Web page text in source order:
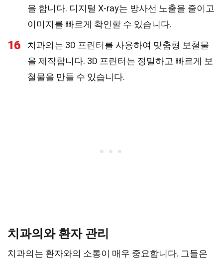
을 합니다. 디지털 X-ray는 방사선 노출을 줄이고
이미지를 빠르게 확인할 수 있습니다.
16
치과의는 3D 프린터를 사용하여 맞춤형 보철물
을 제작합니다. 3D 프린터는 정밀하고 빠르게 보
철물을 만들 수 있습니다.
치과의와 환자 관리
치과의는 환자와의 소통이 매우 중요합니다. 그들은